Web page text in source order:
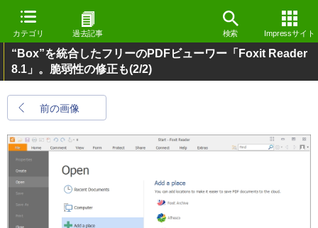
カテゴリ 過去記事 検索 Impressサイト
“Box”を統合したフリーのPDFビューワー「Foxit Reader
8.1」。脆弱性の修正も(2/2)
前の画像